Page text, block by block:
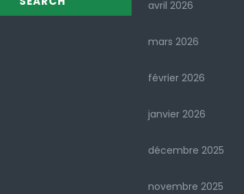
avril 2026
mars 2026
février 2026
janvier 2026
décembre 2025
novembre 2025